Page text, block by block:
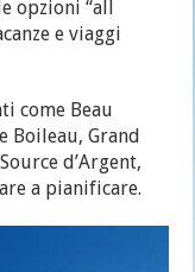
opzioni “all
e viaggi
come Beau
Boileau, Grand
d’Argent,
a pianificare.